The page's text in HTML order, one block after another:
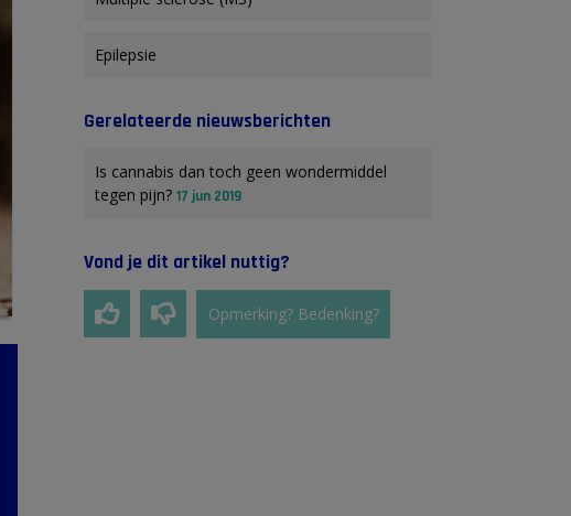
Epilepsie
Gerelateerde nieuwsberichten
Is cannabis dan toch geen wondermiddel
tegen pijn? 17 jun 2019
Vond je dit artikel nuttig?
Opmerking? Bedenking?